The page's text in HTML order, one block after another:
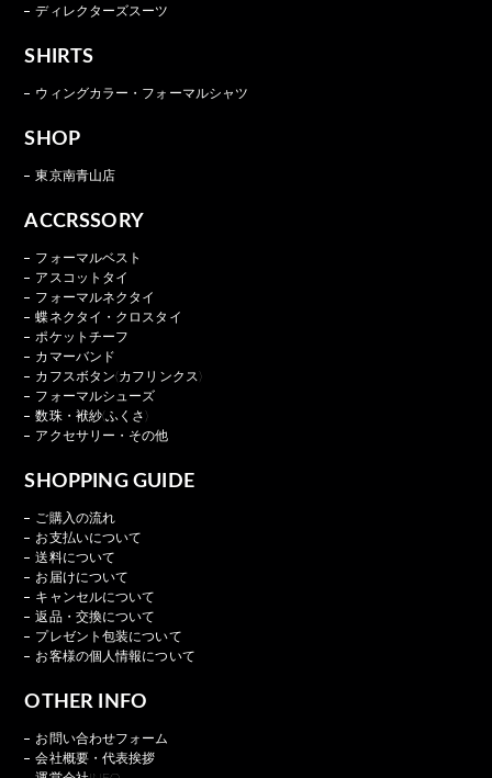
ディレクターズスーツ
SHIRTS
ウィングカラー・フォーマルシャツ
SHOP
東京南青山店
ACCRSSORY
フォーマルベスト
アスコットタイ
フォーマルネクタイ
蝶ネクタイ・クロスタイ
ポケットチーフ
カマーバンド
カフスボタン(カフリンクス)
フォーマルシューズ
数珠・袱紗(ふくさ)
アクセサリー・その他
SHOPPING GUIDE
ご購入の流れ
お支払いについて
送料について
お届けについて
キャンセルについて
返品・交換について
プレゼント包装について
お客様の個人情報について
OTHER INFO
お問い合わせフォーム
会社概要・代表挨拶